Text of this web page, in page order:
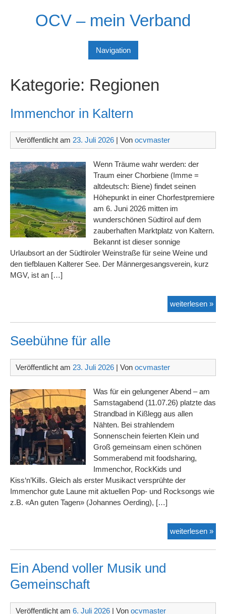
OCV – mein Verband
Navigation
Kategorie: Regionen
Immenchor in Kaltern
Veröffentlicht am 23. Juli 2026 | Von ocvmaster
Wenn Träume wahr werden: der
Traum einer Chorbiene (Imme =
altdeutsch: Biene) findet seinen
Höhepunkt in einer Chorfestpremiere
am 6. Juni 2026 mitten im
wunderschönen Südtirol auf dem
zauberhaften Marktplatz von Kaltern.
Bekannt ist dieser sonnige
Urlaubsort an der Südtiroler Weinstraße für seine Weine und
den tiefblauen Kalterer See. Der Männergesangsverein, kurz
MGV, ist an […]
weiterlesen »
in
Seebühne für alle
Veröffentlicht am 23. Juli 2026 | Von ocvmaster
Was für ein gelungener Abend – am
Samstagabend (11.07.26) platzte das
Strandbad in Kißlegg aus allen
Nähten. Bei strahlendem
Sonnenschein feierten Klein und
Groß gemeinsam einen schönen
Sommerabend mit foodsharing,
Immenchor, RockKids und
Kiss‘n’Kills. Gleich als erster Musikact versprühte der
Immenchor gute Laune mit aktuellen Pop- und Rocksongs wie
z.B. «An guten Tagen» (Johannes Oerding), […]
weiterlesen »
für
alle
Ein Abend voller Musik und
Gemeinschaft
Veröffentlicht am 6. Juli 2026 | Von ocvmaster